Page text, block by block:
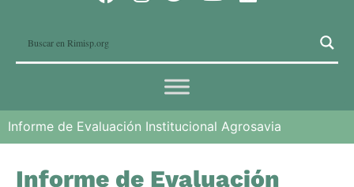
Informe de Evaluación Institucional Agrosavia
Informe de Evaluación